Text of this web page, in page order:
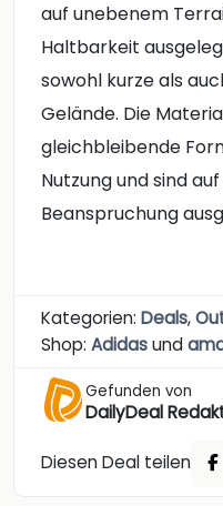
auf unebenem
Haltbarkeit
sowohl kurze als
Gelände. Die
gleichbleibende
Nutzung und sind
Beanspruchung
Kategorien: Deals,
Shop: Adidasund
Gefunden von
DailyDeal
Diesen Deal teilen